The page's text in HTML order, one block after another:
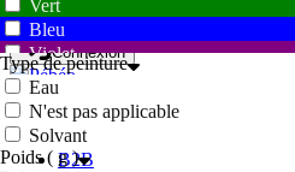
0
Connexion
Accueil
Conditions
B2B
Vert
Bleu
Violet
Marron
Blanc
Gris
Noir
Type de peinture
Eau
N'est pas applicable
Solvant
Poids ( g )